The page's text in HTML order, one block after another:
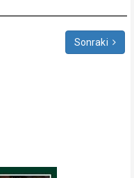
Sonraki